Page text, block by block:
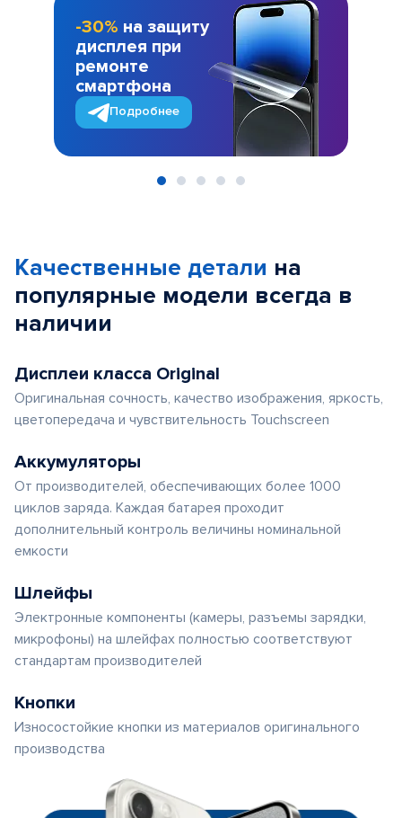
-30% на защиту
дисплея при
ремонте
смартфона
Подробнее
Качественные детали на
популярные модели всегда в
наличии
Дисплеи класса Original
Оригинальная сочность, качество изображения, яркость,
цветопередача и чувствительность Touchscreen
Аккумуляторы
От производителей, обеспечивающих более 1000
циклов заряда. Каждая батарея проходит
дополнительный контроль величины номинальной
емкости
Шлейфы
Электронные компоненты (камеры, разъемы зарядки,
микрофоны) на шлейфах полностью соответствуют
стандартам производителей
Кнопки
Износостойкие кнопки из материалов оригинального
производства